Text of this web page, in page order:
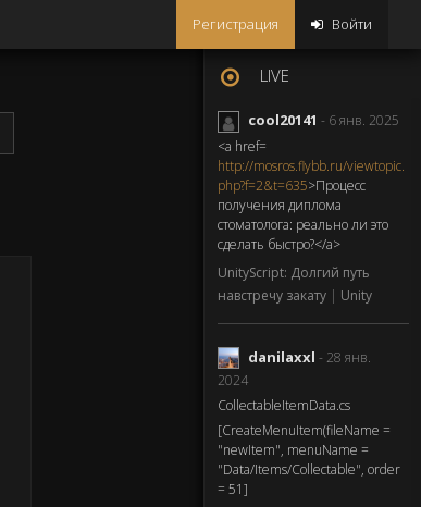
Регистрация Войти
LIVE
cool20141 - 6 янв. 2025
<a href=
http://mosros.flybb.ru/viewtopic.
php?f=2&t=635>Процесс
получения диплома
стоматолога: реально ли это
сделать быстро?</a>
UnityScript: Долгий путь
навстречу закату | Unity
danilaxxl - 28 янв.
2024
CollectableItemData.cs
[CreateMenuItem(fileName =
"newItem", menuName =
"Data/Items/Collectable", order
= 51]